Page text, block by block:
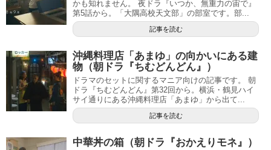
かも知れません。 夜ドラ『いつか、無重力の宙で』
第5話から。「大隅高校天文部」の部室です。部...
記事を読む
沖縄料理店「あまゆ」の向かいにある建
物（朝ドラ『ちむどんどん』）
ドラマのセットに関するマニア向けの記事です。 朝
ドラ『ちむどんどん』第32回から。横浜・鶴見ハイ
サイ通りにある沖縄料理店「あまゆ」から出て...
記事を読む
中華丼の箱（朝ドラ『おかえりモネ』）